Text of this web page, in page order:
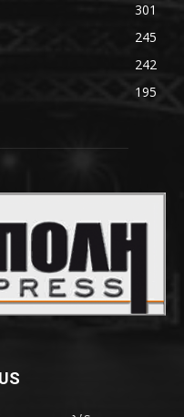
301
245
242
195